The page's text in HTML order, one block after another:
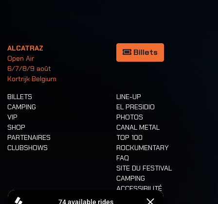
ALCATRAZ
Open Air
6/7/8/9 août
Kortrijk Belgium
Billets
BILLETS
CAMPING
VIP
SHOP
PARTENAIRES
CLUBSHOWS
LINE-UP
EL PRESIDIO
PHOTOS
CANAL METAL
TOP 100
ROCKUMENTARY
FAQ
SITE DU FESTIVAL
CAMPING
ACCESSIBILITÉ
CASHLESS